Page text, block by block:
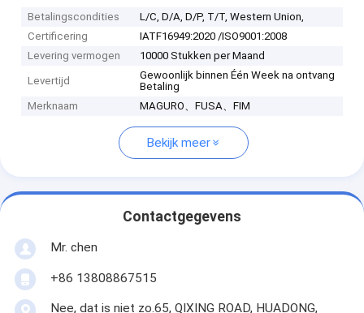
Betalingscondities
L/C, D/A, D/P, T/T, Western Union,
Certificering
IATF16949:2020 /ISO9001:2008
Levering vermogen
10000 Stukken per Maand
Levertijd
Gewoonlijk binnen Één Week na ontvang
Betaling
Merknaam
MAGURO、FUSA、FIM
Bekijk meer
Contactgegevens
Mr. chen
+86 13808867515
Nee, dat is niet zo.65, QIXING ROAD, HUADONG,